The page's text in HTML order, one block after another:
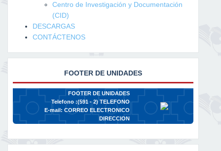
Centro de Investigación y Documentación
(CID)
DESCARGAS
CONTÁCTENOS
FOOTER DE UNIDADES
FOOTER DE UNIDADES
Telefono :(591 - 2)TELEFONO
E-mail: CORREO ELECTRONICO
DIRECCION